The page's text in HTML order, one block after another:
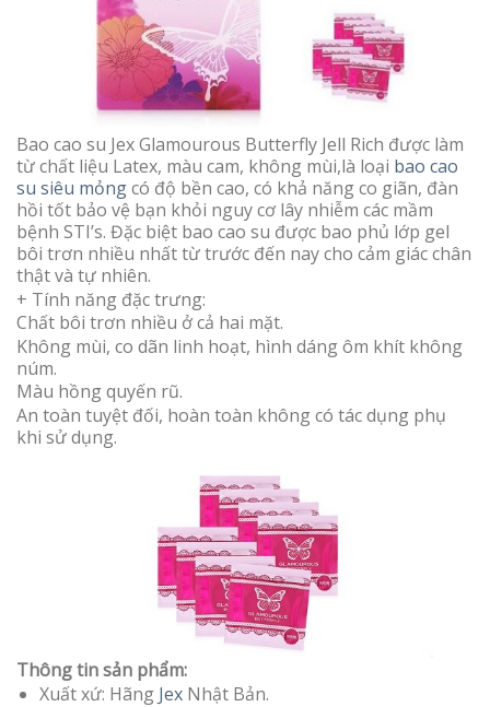
Bao cao su Jex Glamourous Butterfly Jell Rich được làm
từ chất liệu Latex, màu cam, không mùi,là loại bao cao
su siêu mỏngcó độ bền cao, có khả năng co giãn, đàn
hồi tốt bảo vệ bạn khỏi nguy cơ lây nhiễm các mầm
bệnh STI’s. Đặc biệt bao cao su được bao phủ lớp gel
bôi trơn nhiều nhất từ trước đến nay cho cảm giác chân
thật và tự nhiên.
+ Tính năng đặc trưng:
Chất bôi trơn nhiều ở cả hai mặt.
Không mùi, co dãn linh hoạt, hình dáng ôm khít không
núm.
Màu hồng quyến rũ.
An toàn tuyệt đối, hoàn toàn không có tác dụng phụ
khi sử dụng.
Thông tin sản phẩm:
Xuất xứ: Hãng JexNhật Bản.